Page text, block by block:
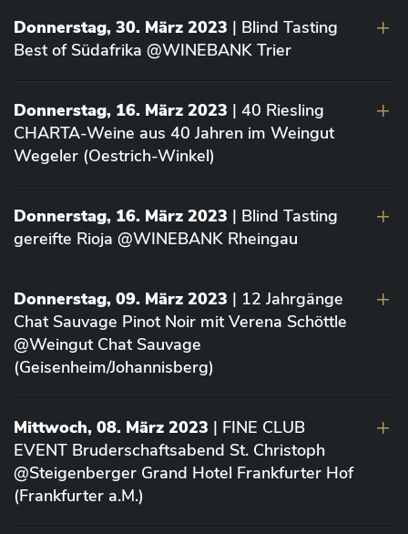
Donnerstag, 30. März 2023 | Blind Tasting
Best of Südafrika @WINEBANK Trier
Donnerstag, 16. März 2023 | 40 Riesling
CHARTA-Weine aus 40 Jahren im Weingut
Wegeler (Oestrich-Winkel)
Donnerstag, 16. März 2023 | Blind Tasting
gereifte Rioja @WINEBANK Rheingau
Donnerstag, 09. März 2023 | 12 Jahrgänge
Chat Sauvage Pinot Noir mit Verena Schöttle
@Weingut Chat Sauvage
(Geisenheim/Johannisberg)
Mittwoch, 08. März 2023 | FINE CLUB
EVENT Bruderschaftsabend St. Christoph
@Steigenberger Grand Hotel Frankfurter Hof
(Frankfurter a.M.)